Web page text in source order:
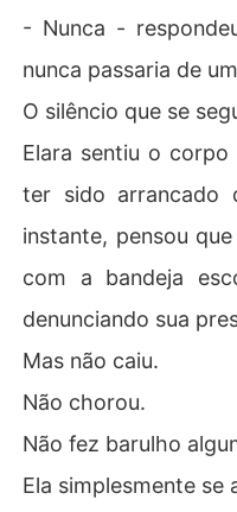
- Nunca -
nunca passaria de
O silêncio que se
Elara sentiu o
ter sido arrancado
instante, pensou
com a bandeja
denunciando sua
Mas não caiu.
Não chorou.
Não fez barulho
Ela simplesmente se